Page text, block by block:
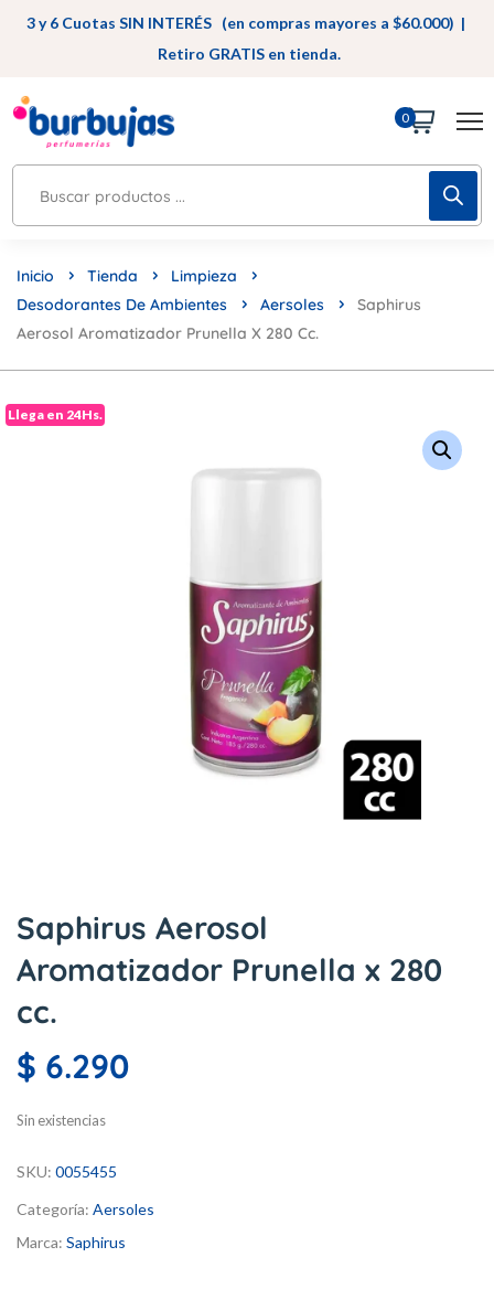
3 y 6 Cuotas SIN INTERÉS (en compras mayores a $60.000) |
Retiro GRATIS en tienda.
0
Inicio Tienda
Limpieza
Desodorantes De Ambientes
Aersoles
Saphirus
Aerosol Aromatizador Prunella X 280 Cc.
Llega en 24Hs.
Saphirus Aerosol
Aromatizador Prunella x 280
cc.
$ 6.290
Sin existencias
SKU: 0055455
Categoría: Aersoles
Marca: Saphirus